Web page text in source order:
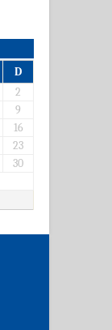
D
2
9
16
23
30